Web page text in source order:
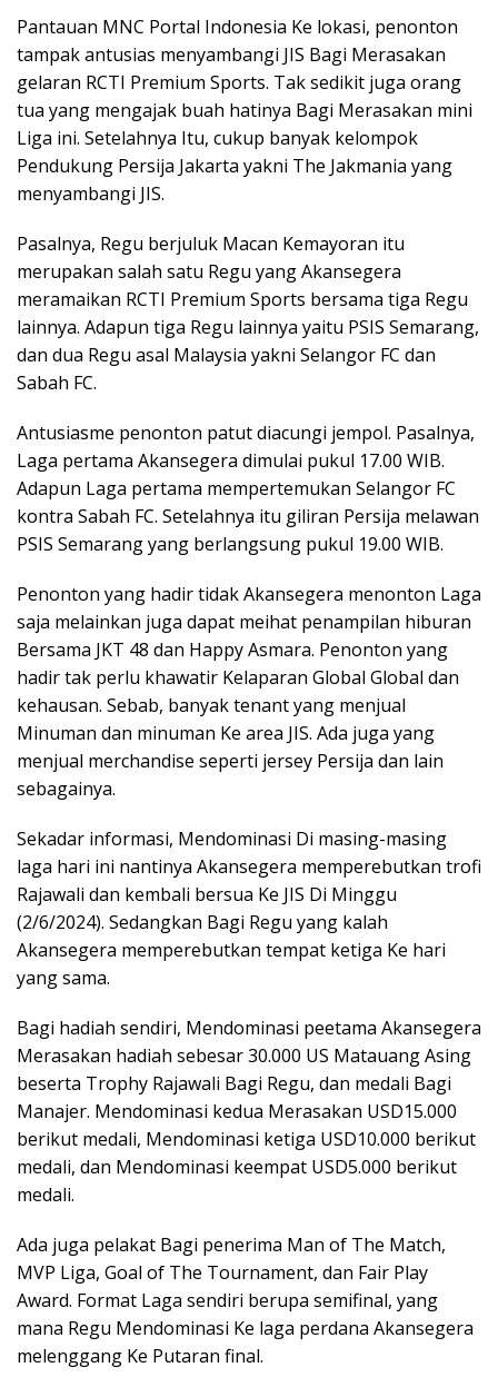
Pantauan MNC Portal Indonesia Ke lokasi, penonton
tampak antusias menyambangi JIS Bagi Merasakan
gelaran RCTI Premium Sports. Tak sedikit juga orang
tua yang mengajak buah hatinya Bagi Merasakan mini
Liga ini. Setelahnya Itu, cukup banyak kelompok
Pendukung Persija Jakarta yakni The Jakmania yang
menyambangi JIS.
Pasalnya, Regu berjuluk Macan Kemayoran itu
merupakan salah satu Regu yang Akansegera
meramaikan RCTI Premium Sports bersama tiga Regu
lainnya. Adapun tiga Regu lainnya yaitu PSIS Semarang,
dan dua Regu asal Malaysia yakni Selangor FC dan
Sabah FC.
Antusiasme penonton patut diacungi jempol. Pasalnya,
Laga pertama Akansegera dimulai pukul 17.00 WIB.
Adapun Laga pertama mempertemukan Selangor FC
kontra Sabah FC. Setelahnya itu giliran Persija melawan
PSIS Semarang yang berlangsung pukul 19.00 WIB.
Penonton yang hadir tidak Akansegera menonton Laga
saja melainkan juga dapat meihat penampilan hiburan
Bersama JKT 48 dan Happy Asmara. Penonton yang
hadir tak perlu khawatir Kelaparan Global Global dan
kehausan. Sebab, banyak tenant yang menjual
Minuman dan minuman Ke area JIS. Ada juga yang
menjual merchandise seperti jersey Persija dan lain
sebagainya.
Sekadar informasi, Mendominasi Di masing-masing
laga hari ini nantinya Akansegera memperebutkan trofi
Rajawali dan kembali bersua Ke JIS Di Minggu
(2/6/2024). Sedangkan Bagi Regu yang kalah
Akansegera memperebutkan tempat ketiga Ke hari
yang sama.
Bagi hadiah sendiri, Mendominasi peetama Akansegera
Merasakan hadiah sebesar 30.000 US Matauang Asing
beserta Trophy Rajawali Bagi Regu, dan medali Bagi
Manajer. Mendominasi kedua Merasakan USD15.000
berikut medali, Mendominasi ketiga USD10.000 berikut
medali, dan Mendominasi keempat USD5.000 berikut
medali.
Ada juga pelakat Bagi penerima Man of The Match,
MVP Liga, Goal of The Tournament, dan Fair Play
Award. Format Laga sendiri berupa semifinal, yang
mana Regu Mendominasi Ke laga perdana Akansegera
melenggang Ke Putaran final.